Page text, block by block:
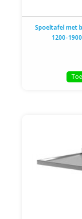
Spoeltafel met
1200-